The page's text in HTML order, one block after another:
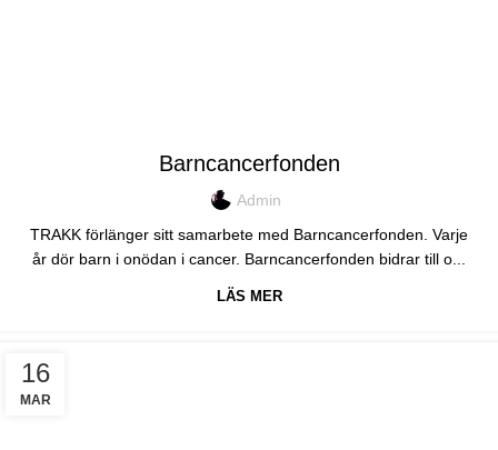
Barncancerfonden
Admin
TRAKK förlänger sitt samarbete med Barncancerfonden. Varje
år dör barn i onödan i cancer. Barncancerfonden bidrar till o...
LÄS MER
16
MAR